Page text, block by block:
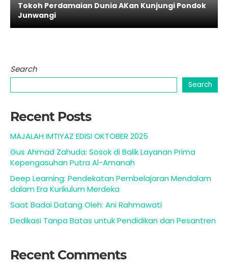
Tokoh Perdamaian Dunia AKan Kunjungi Pondok
Junwangi
Search
Search
Recent Posts
MAJALAH IMTIYAZ EDISI OKTOBER 2025
Gus Ahmad Zahuda: Sosok di Balik Layanan Prima
Kepengasuhan Putra Al-Amanah
Deep Learning: Pendekatan Pembelajaran Mendalam
dalam Era Kurikulum Merdeka
Saat Badai Datang Oleh: Ani Rahmawati
Dedikasi Tanpa Batas untuk Pendidikan dan Pesantren
Recent Comments